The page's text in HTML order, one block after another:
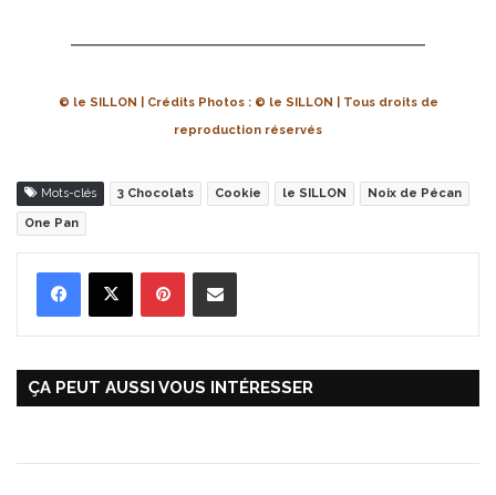
© le SILLON | Crédits Photos : © le SILLON | Tous droits de
reproduction réservés
Mots-clés 3 Chocolats Cookie le SILLON Noix de Pécan
One Pan
ÇA PEUT AUSSI VOUS INTÉRESSER